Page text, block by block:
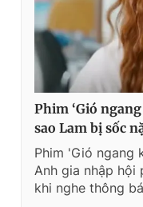
Phim ‘Gió
sao Lam bị sốc
Phim 'Gió ngang
Anh gia nhập hội
khi nghe thông